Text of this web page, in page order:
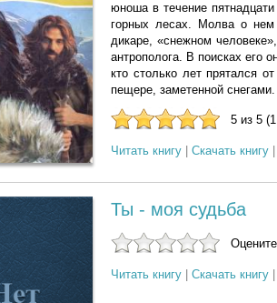
юноша в течение
горных лесах. Молва о
дикаре, «снежном
антрополога. В поисках его
кто столько лет прятался
пещере, заметенной снегами.
5 из 5
Читать книгу Скачать книгу
Ты - моя судьба
Читать книгу Скачать книгу